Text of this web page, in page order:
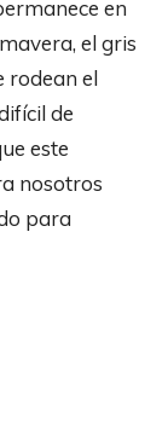
en
el gris
rodean el
de
este
nosotros
para